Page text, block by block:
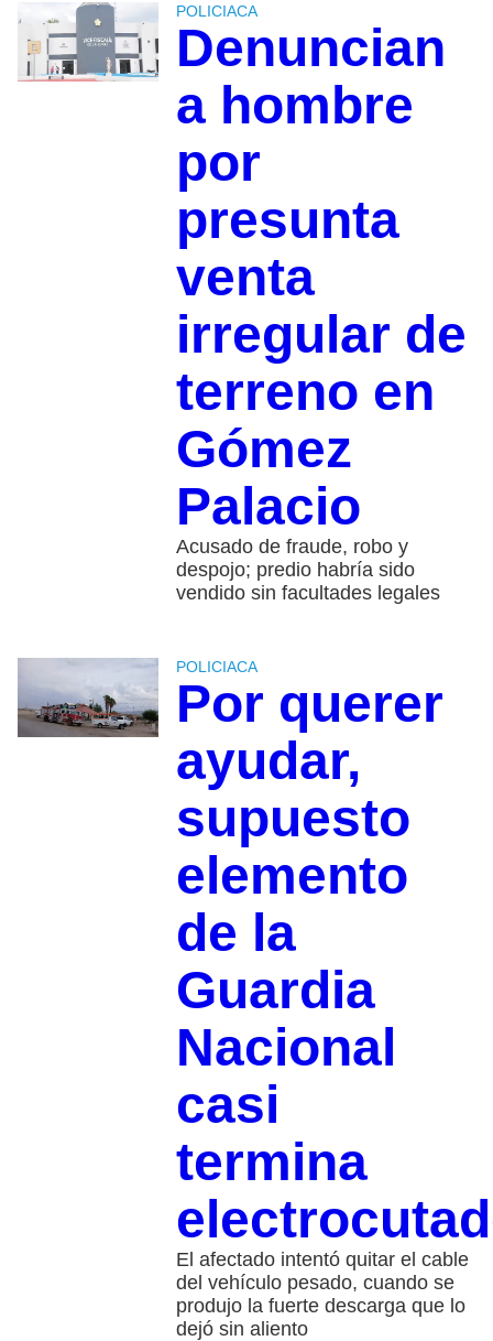
POLICIACA
Denuncian
a hombre
por
presunta
venta
irregular de
terreno en
Gómez
Palacio
Acusado de fraude, robo y
despojo; predio habría sido
vendido sin facultades legales
POLICIACA
Por querer
ayudar,
supuesto
elemento
de la
Guardia
Nacional
casi
termina
El afectado intentó quitar el cable
del vehículo pesado, cuando se
produjo la fuerte descarga que lo
dejó sin aliento